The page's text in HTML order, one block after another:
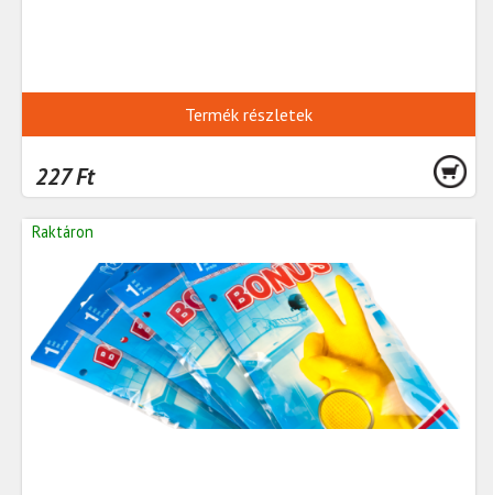
Termék részletek
227 Ft
Raktáron